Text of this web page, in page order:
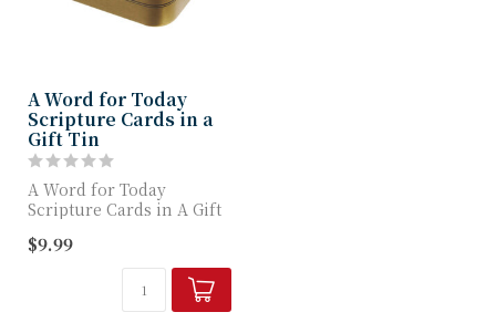
A Word for Today
Scripture Cards in a
Gift Tin
A Word for Today
Scripture Cards in A Gift
spiritual healing...
$9.99